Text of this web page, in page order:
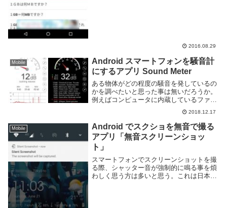
2016.08.29
Mobile
Android スマートフォンを騒音計
にするアプリ Sound Meter
ある物体がどの程度の騒音を発しているの
かを調べたいと思った事は無いだろうか。
例えばコンピュータに内蔵しているファン
や近所の車・バイクの音など騒音となるも
のは沢山ある。一体どの程度の音量を発し
ているのか気になる事がある。騒音がどの
程度の音量な...
2018.12.17
Mobile
Android でスクショを無音で撮る
アプリ「無音スクリーンショッ
ト」
スマートフォンでスクリーンショットを撮
る際、シャッター音が強制的に鳴る事を煩
わしく思う方は多いと思う。これは日本